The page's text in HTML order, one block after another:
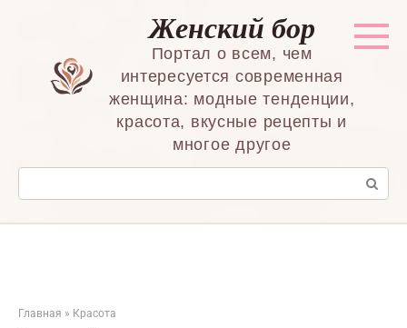
Женский бор
Портал о всем, чем
интересуется современная
женщина: модные тенденции,
красота, вкусные рецепты и
многое другое
Поиск:
Главная » Красота